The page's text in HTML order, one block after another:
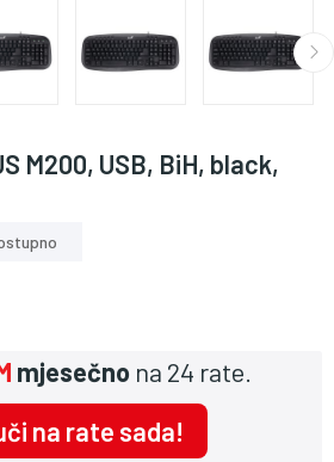
M200, USB, BiH, black,
mjesečno na 24 rate.
na rate sada!